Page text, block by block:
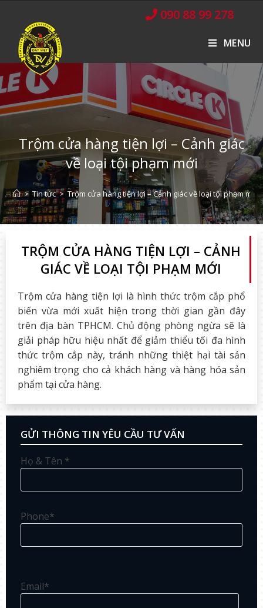
090 88 99 278
MENU
Trộm cửa hàng tiện lợi – Cảnh giác
về loại tội phạm mới
> Tin tức > Trộm cửa hàng tiện lợi – Cảnh giác về loại tội phạm mới
TRỘM CỬA HÀNG TIỆN LỢI – CẢNH
GIÁC VỀ LOẠI TỘI PHẠM MỚI
Trộm cửa hàng tiện lợi là hình thức trộm cắp phổ
biến vừa mới xuất hiện trong thời gian gần đây
trên địa bàn TPHCM. Chủ động phòng ngừa sẽ là
giải pháp hữu hiệu nhất để giảm thiểu tối đa hình
thức trộm cắp này, tránh những thiệt hại tài sản
nghiêm trọng cho cả khách hàng và hàng hóa sản
phẩm tại cửa hàng.
GỬI THÔNG TIN YÊU CẦU TƯ VẤN
Họ & Tên *
Phone*
Email*